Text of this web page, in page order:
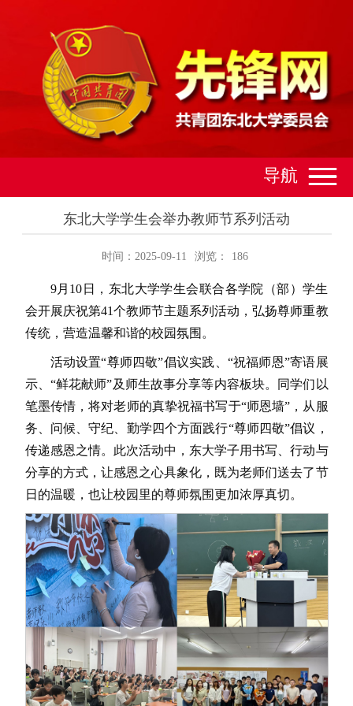
导航
东北大学学生会举办教师节系列活动
时间：2025-09-11 浏览： 186
9月10日，东北大学学生会联合各学院（部）学生
会开展庆祝第41个教师节主题系列活动，弘扬尊师重教
传统，营造温馨和谐的校园氛围。
活动设置“尊师四敬”倡议实践、“祝福师恩”寄语展
示、“鲜花献师”及师生故事分享等内容板块。同学们以
笔墨传情，将对老师的真挚祝福书写于“师恩墙”，从服
务、问候、守纪、勤学四个方面践行“尊师四敬”倡议，
传递感恩之情。此次活动中，东大学子用书写、行动与
分享的方式，让感恩之心具象化，既为老师们送去了节
日的温暖，也让校园里的尊师氛围更加浓厚真切。